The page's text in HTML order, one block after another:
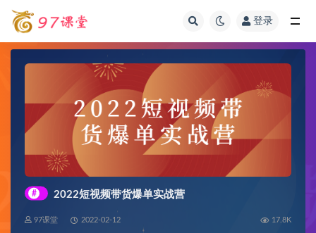
登录
# 2022短视频带货爆单实战营
97课堂 2022-02-12 17.8K